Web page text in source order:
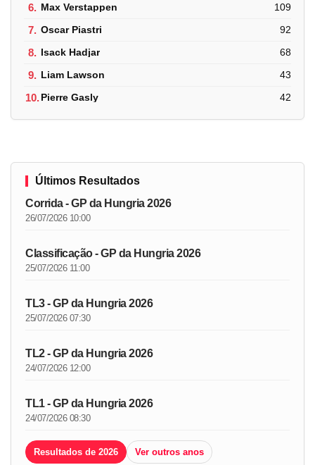
6. Max Verstappen 109
7. Oscar Piastri 92
8. Isack Hadjar 68
9. Liam Lawson 43
10.Pierre Gasly 42
Últimos Resultados
Corrida - GP da Hungria 2026
26/07/2026 10:00
Classificação - GP da Hungria 2026
25/07/2026 11:00
TL3 - GP da Hungria 2026
25/07/2026 07:30
TL2 - GP da Hungria 2026
24/07/2026 12:00
TL1 - GP da Hungria 2026
24/07/2026 08:30
Resultados de 2026 Ver outros anos